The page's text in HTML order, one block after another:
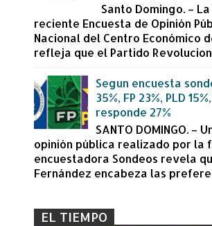
Santo Domingo. –
reciente Encuesta de Opinión
Nacional del Centro Económico
refleja que el Partido
Segun encuesta
35%, FP 23%, PLD
responde 27%
SANTO DOMINGO. –
opinión pública realizado por la
encuestadora Sondeos revela
Fernández encabeza las
EL TIEMPO